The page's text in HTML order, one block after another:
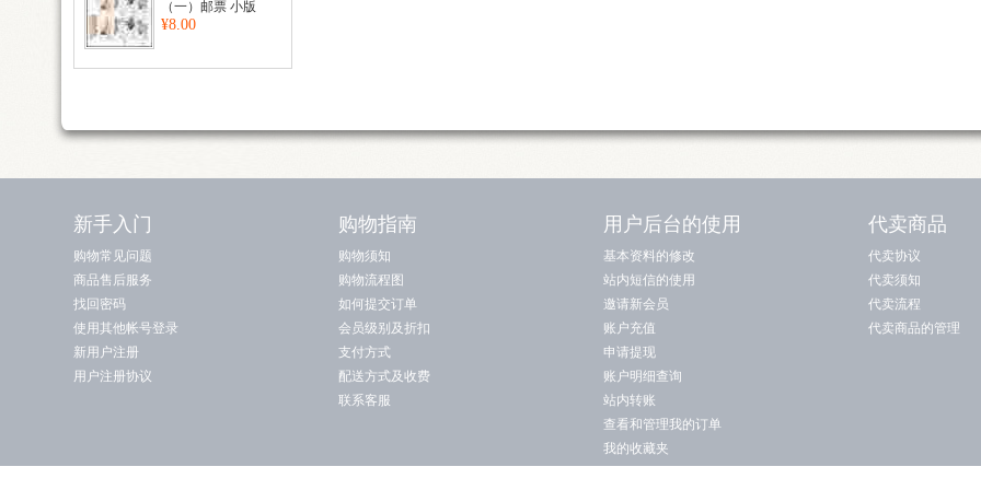
（一）邮票 小版
¥8.00
新手入门
购物常见问题
商品售后服务
找回密码
使用其他帐号登录
新用户注册
用户注册协议
购物指南
购物须知
购物流程图
如何提交订单
会员级别及折扣
支付方式
配送方式及收费
联系客服
用户后台的使用
基本资料的修改
站内短信的使用
邀请新会员
账户充值
申请提现
账户明细查询
站内转账
查看和管理我的订单
我的收藏夹
代卖商品
代卖协议
代卖须知
代卖流程
代卖商品的管理